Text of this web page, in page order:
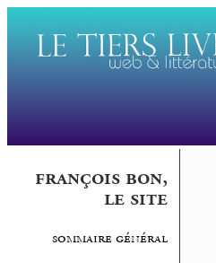
françois bon,
le site
sommaire général